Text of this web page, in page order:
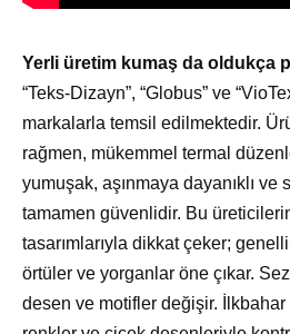
Yerli üretim kumaş da oldukça
“Teks-Dizayn”, “Globus” ve
markalarla temsil edilmektedir.
rağmen, mükemmel termal
yumuşak, aşınmaya dayanıklı ve
tamamen güvenlidir. Bu
tasarımlarıyla dikkat çeker;
örtüler ve yorganlar öne çıkar.
desen ve motifler değişir. İlkbahar